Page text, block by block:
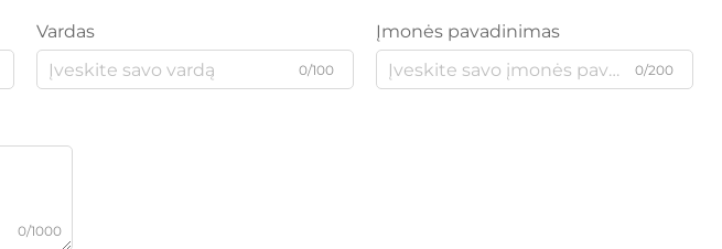
Vardas
0/100
Įmonės pavadinimas
0/200
0/1000